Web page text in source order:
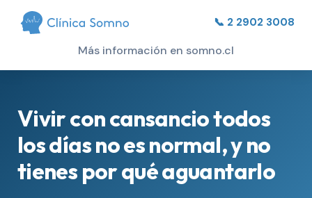
📞 2 2902 3008
Más información en somno.cl
Vivir con cansancio todos
los días no es normal, y no
tienes por qué aguantarlo